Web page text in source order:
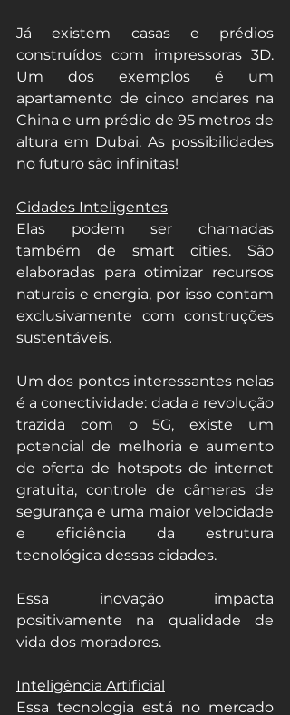
Já existem casas e prédios
construídos com impressoras 3D.
Um dos exemplos é um
apartamento de cinco andares na
China e um prédio de 95 metros de
altura em Dubai. As possibilidades
no futuro são infinitas!
Cidades Inteligentes
Elas podem ser chamadas
também de smart cities. São
elaboradas para otimizar recursos
naturais e energia, por isso contam
exclusivamente com construções
sustentáveis.
Um dos pontos interessantes nelas
é a conectividade: dada a revolução
trazida com o 5G, existe um
potencial de melhoria e aumento
de oferta de hotspots de internet
gratuita, controle de câmeras de
segurança e uma maior velocidade
e eficiência da estrutura
tecnológica dessas cidades.
Essa inovação impacta
positivamente na qualidade de
vida dos moradores.
Inteligência Artificial
Essa tecnologia está no mercado